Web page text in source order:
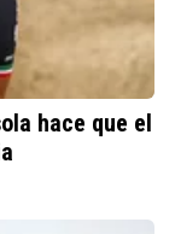
hace que el